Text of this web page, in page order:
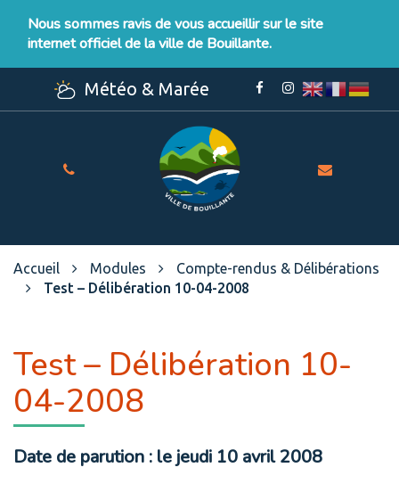
Nous sommes ravis de vous accueillir sur le site
internet officiel de la ville de Bouillante.
Météo & Marée
Lien
Facebook
Lien
Instagram
Site
officiel
de
de
Bouillante
Accueil Modules
Compte-rendus & Délibérations
Test – Délibération 10-04-2008
Test – Délibération 10-
04-2008
Date de parution : le jeudi 10 avril 2008